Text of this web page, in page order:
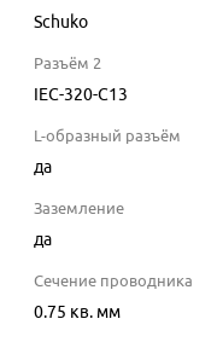
Schuko
Разъём 2
IEC-320-C13
L-образный разъём
да
Заземление
да
Сечение проводника
0.75 кв. мм